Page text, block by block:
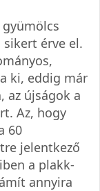
érve el.
ki, eddig már
az újságok a
Az, hogy
60
jelentkező
a plakk-
annyira